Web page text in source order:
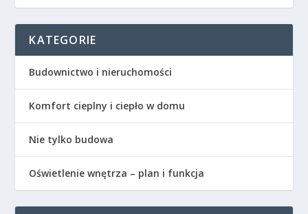
KATEGORIE
Budownictwo i nieruchomości
Komfort cieplny i ciepło w domu
Nie tylko budowa
Oświetlenie wnętrza – plan i funkcja